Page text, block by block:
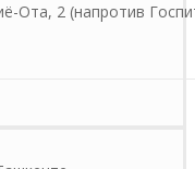
Ота, 2 (напротив